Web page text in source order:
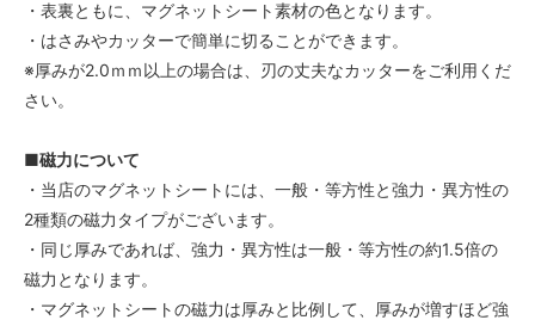
・表裏ともに、マグネットシート素材の色となります。
・はさみやカッターで簡単に切ることができます。
※厚みが2.0ｍｍ以上の場合は、刃の丈夫なカッターをご利用くだ
さい。
■磁力について
・当店のマグネットシートには、一般・等方性と強力・異方性の
2種類の磁力タイプがございます。
・同じ厚みであれば、強力・異方性は一般・等方性の約1.5倍の
磁力となります。
・マグネットシートの磁力は厚みと比例して、厚みが増すほど強